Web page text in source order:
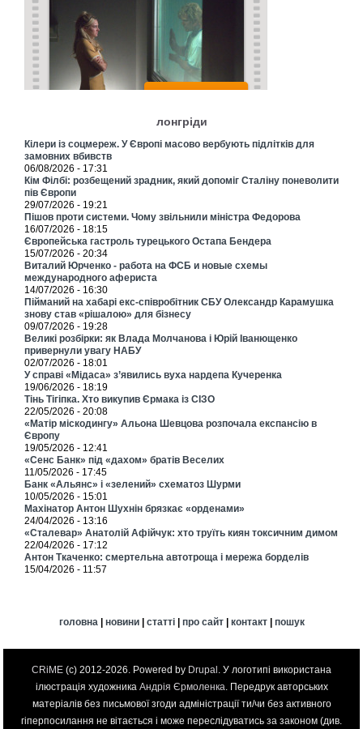
лонгріди
Кілери із соцмереж. У Європі масово вербують підлітків для
замовних вбивств
06/08/2026 - 17:31
Кім Філбі: розбещений зрадник, який допоміг Сталіну поневолити
пів Європи
29/07/2026 - 19:21
Пішов проти системи. Чому звільнили міністра Федорова
16/07/2026 - 18:15
Європейська гастроль турецького Остапа Бендера
15/07/2026 - 20:34
Виталий Юрченко - работа на ФСБ и новые схемы
международного афериста
14/07/2026 - 16:30
Пійманий на хабарі екс-співробітник СБУ Олександр Карамушка
знову став «рішалою» для бізнесу
09/07/2026 - 19:28
Великі розбірки: як Влада Молчанова і Юрій Іванющенко
привернули увагу НАБУ
02/07/2026 - 18:01
У справі «Мідаса» з’явились вуха нардепа Кучеренка
19/06/2026 - 18:19
Тінь Тігіпка. Хто викупив Єрмака із СІЗО
22/05/2026 - 20:08
«Матір міскодингу» Альона Шевцова розпочала експансію в
Європу
19/05/2026 - 12:41
«Сенс Банк» під «дахом» братів Веселих
11/05/2026 - 17:45
Банк «Альянс» і «зелений» схематоз Шурми
10/05/2026 - 15:01
Махінатор Антон Шухнін брязкає «орденами»
24/04/2026 - 13:16
«Сталевар» Анатолій Афійчук: хто труїть киян токсичним димом
22/04/2026 - 17:12
Антон Ткаченко: смертельна автотроща і мережа борделів
15/04/2026 - 11:57
головна| новини| статті| про сайт| контакт| пошук
CRiME (c) 2012-2026. Powered by Drupal . У логотипі використана
ілюстрація художника Андрія Єрмоленка. Передрук авторських
матеріалів без письмової згоди адміністрації ти/чи без активного
гіперпосилання не вітається і може переслідуватись за законом (див.